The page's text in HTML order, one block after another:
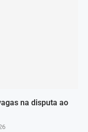
na disputa ao